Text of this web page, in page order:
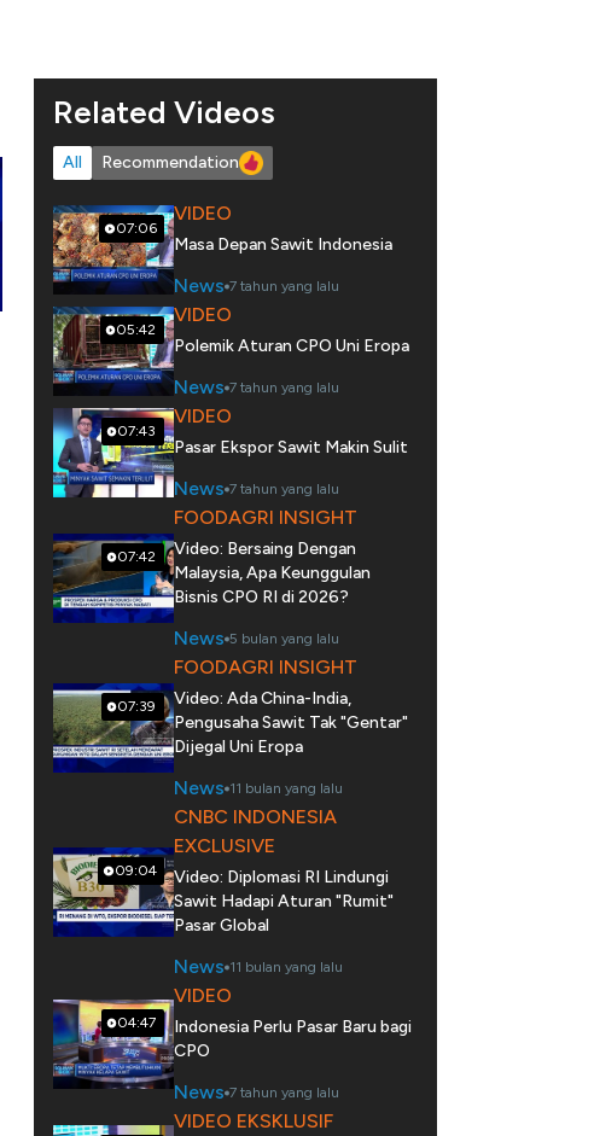
Related Videos
All Recommendation
07:06
VIDEO
Masa Depan Sawit Indonesia
News 7 tahun yang lalu
05:42
VIDEO
Polemik Aturan CPO Uni Eropa
News 7 tahun yang lalu
07:43
VIDEO
Pasar Ekspor Sawit Makin Sulit
News 7 tahun yang lalu
07:42
FOODAGRI INSIGHT
Video: Bersaing Dengan
Malaysia, Apa Keunggulan
Bisnis CPO RI di 2026?
News 5 bulan yang lalu
07:39
FOODAGRI INSIGHT
Video: Ada China-India,
Pengusaha Sawit Tak "Gentar"
Dijegal Uni Eropa
News 11 bulan yang lalu
09:04
CNBC INDONESIA
EXCLUSIVE
Video: Diplomasi RI Lindungi
Sawit Hadapi Aturan "Rumit"
Pasar Global
News 11 bulan yang lalu
04:47
VIDEO
Indonesia Perlu Pasar Baru bagi
CPO
News 7 tahun yang lalu
VIDEO EKSKLUSIF